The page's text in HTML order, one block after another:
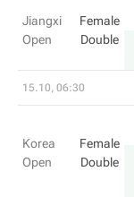
Jiangxi
Open
Female
Double
15.10, 06:30
Korea
Open
Female
Double